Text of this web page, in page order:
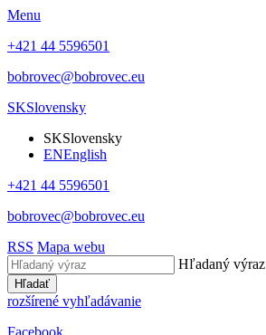
Menu
+421 44 5596501
bobrovec@bobrovec.eu
SKSlovensky
SKSlovensky
ENEnglish
+421 44 5596501
bobrovec@bobrovec.eu
RSS Mapa webu
Hľadaný výraz
Hľadať
rozšírené vyhľadávanie
Facebook